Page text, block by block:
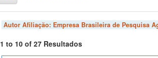
Autor Afiliação: Empresa Brasileira de Pesquisa
1 to 10 of 27 Resultados